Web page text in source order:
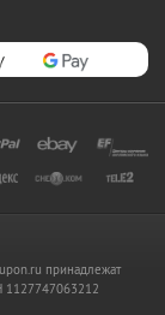
принадлежат
1127747063212